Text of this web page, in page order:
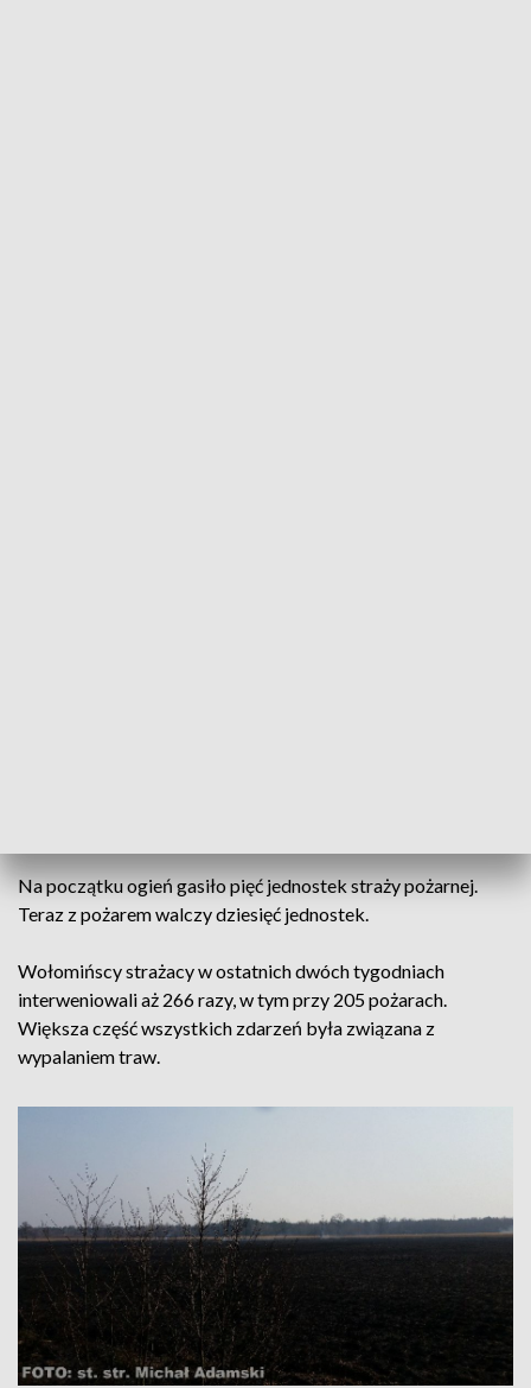
Na początku ogień gasiło pięć jednostek straży pożarnej.
Teraz z pożarem walczy dziesięć jednostek.
Wołomińscy strażacy w ostatnich dwóch tygodniach
interweniowali aż 266 razy, w tym przy 205 pożarach.
Większa część wszystkich zdarzeń była związana z
wypalaniem traw.